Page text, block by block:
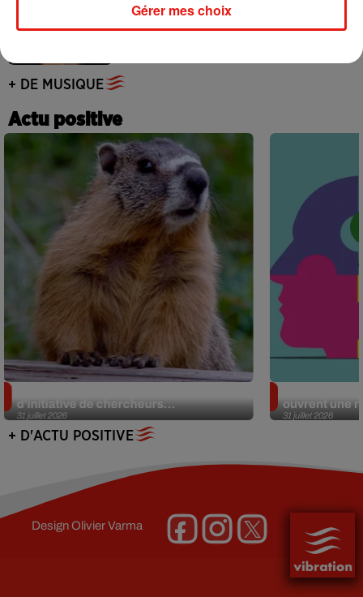
4 août 2026
live session solaire
+ DE MUSIQUE
Actu positive
31 juillet 2026
d’initiative de chercheurs...
31 juillet 2026
ouvrent une
+ D'ACTU POSITIVE
DesignOlivier Varma
Gérer mes choix